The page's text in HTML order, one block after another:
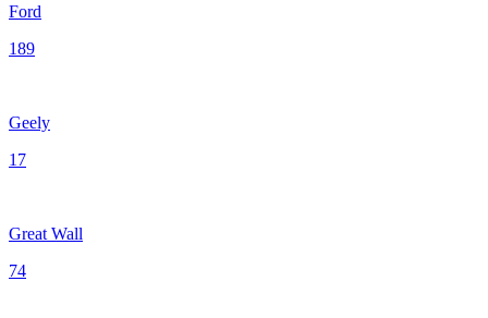
Ford
189
Geely
17
Great Wall
74